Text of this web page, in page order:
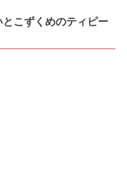
こずくめのティピー